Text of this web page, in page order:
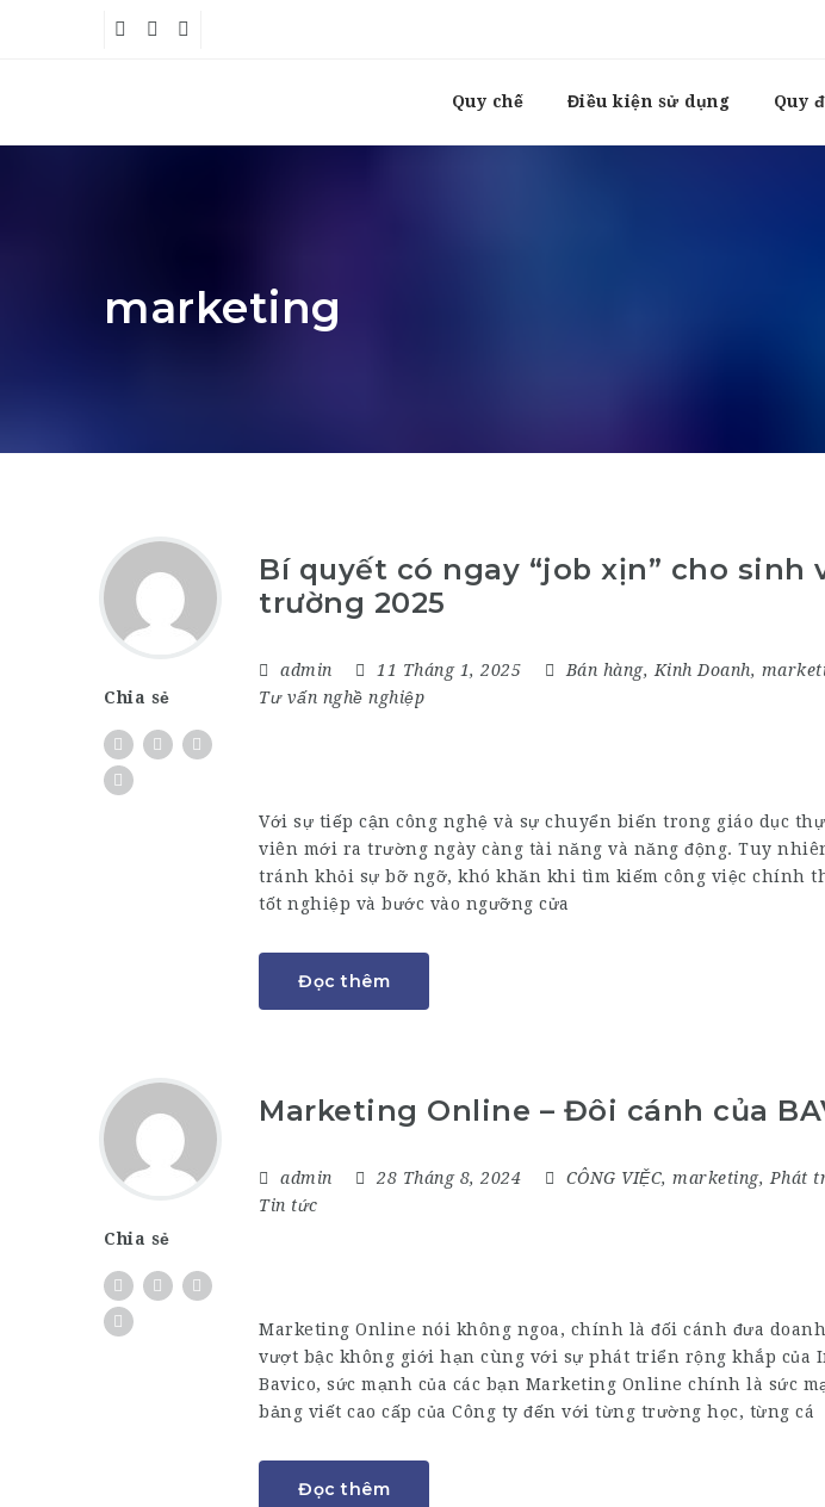
Quy chế Điều kiện sử dụng Quy
marketing
Chia sẻ
Bí quyết có ngay “job xịn” cho sinh
trường 2025
admin 11 Tháng 1, 2025 Bán hàng, Kinh Doanh,
Tư vấn nghề nghiệp
Với sự tiếp cận công nghệ và sự chuyển biến trong giáo dục
viên mới ra trường ngày càng tài năng và năng động. Tuy
tránh khỏi sự bỡ ngỡ, khó khăn khi tìm kiếm công việc chính
tốt nghiệp và bước vào ngưỡng cửa
Đọc thêm
Chia sẻ
Marketing Online – Đôi cánh của
admin 28 Tháng 8, 2024 CÔNG VIỆC, marketing, Phát
Tin tức
Marketing Online nói không ngoa, chính là đối cánh đưa
vượt bậc không giới hạn cùng với sự phát triển rộng khắp của
Bavico, sức mạnh của các bạn Marketing Online chính là sức
bảng viết cao cấp của Công ty đến với từng trường học, từng cá
Đọc thêm